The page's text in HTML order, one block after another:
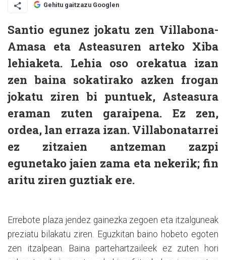
Gehitu gaitzazu Googlen
Santio egunez jokatu zen Villabona-
Amasa eta Asteasuren arteko Xiba
lehiaketa. Lehia oso orekatua izan
zen baina sokatirako azken frogan
jokatu ziren bi puntuek, Asteasura
eraman zuten garaipena. Ez zen,
ordea, lan erraza izan. Villabonatarrei
ez zitzaien antzeman zazpi
egunetako jaien zama eta nekerik; fin
aritu ziren guztiak ere.
Errebote plaza jendez gainezka zegoen eta itzalguneak
preziatu bilakatu ziren. Eguzkitan baino hobeto egoten
zen itzalpean. Baina partehartzaileek ez zuten hori